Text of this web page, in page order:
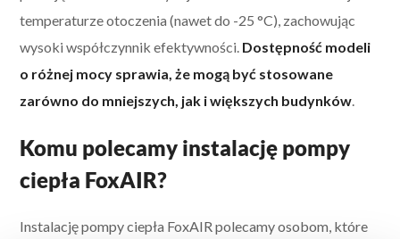
temperaturze otoczenia (nawet do -25 °C), zachowując
wysoki współczynnik efektywności. Dostępność modeli
o różnej mocy sprawia, że mogą być stosowane
zarówno do mniejszych, jak i większych budynków.
Komu polecamy instalację pompy
ciepła FoxAIR?
Instalację pompy ciepła FoxAIR polecamy osobom, które